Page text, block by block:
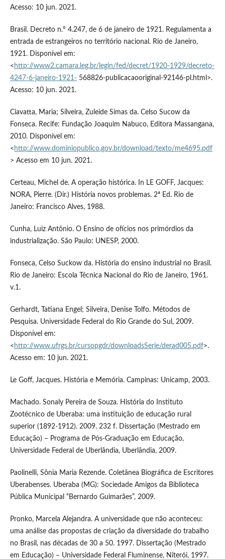
Acesso: 10 jun. 2021.
Brasil. Decreto n.º 4.247, de 6 de janeiro de 1921. Regulamenta a
entrada de estrangeiros no território nacional. Rio de Janeiro,
1921. Disponível em:
< http://www2.camara.leg.br/legin/fed/decret/1920-1929/decreto-
4247-6-janeiro-1921-568826-publicacaooriginal-92146-pl.html>.
Acesso: 10 jun. 2021.
Ciavatta, Maria; Silveira, Zuleide Simas da. Celso Sucow da
Fonseca. Recife: Fundação Joaquim Nabuco, Editora Massangana,
2010. Disponível em:
< http://www.dominiopublico.gov.br/download/texto/me4695.pdf
> Acesso em 10 jun. 2021.
Certeau, Michel de. A operação histórica. In LE GOFF, Jacques:
NORA, Pierre. (Dir.) História novos problemas. 2ª Ed. Rio de
Janeiro: Francisco Alves, 1988.
Cunha, Luiz Antônio. O Ensino de ofícios nos primórdios da
industrialização. São Paulo: UNESP, 2000.
Fonseca, Celso Suckow da. História do ensino industrial no Brasil.
Rio de Janeiro: Escola Técnica Nacional do Rio de Janeiro, 1961.
v.1.
Gerhardt, Tatiana Engel; Silveira, Denise Tolfo. Métodos de
Pesquisa. Universidade Federal do Rio Grande do Sul, 2009.
Disponível em:
< http://www.ufrgs.br/cursopgdr/downloadsSerie/derad005.pdf>.
Acesso em: 10 jun. 2021.
Le Goff, Jacques. História e Memória. Campinas: Unicamp, 2003.
Machado. Sonaly Pereira de Souza. História do Instituto
Zootécnico de Uberaba: uma instituição de educação rural
superior (1892-1912). 2009. 232 f. Dissertação (Mestrado em
Educação) – Programa de Pós-Graduação em Educação,
Universidade Federal de Uberlândia, Uberlândia, 2009.
Paolinelli, Sônia Maria Rezende. Coletânea Biográfica de Escritores
Uberabenses. Uberaba (MG): Sociedade Amigos da Biblioteca
Pública Municipal “Bernardo Guimarães”, 2009.
Pronko, Marcela Alejandra. A universidade que não aconteceu:
uma análise das propostas de criação da diversidade do trabalho
no Brasil, nas décadas de 30 a 50. 1997. Dissertação (Mestrado
em Educação) – Universidade Federal Fluminense, Niterói, 1997.